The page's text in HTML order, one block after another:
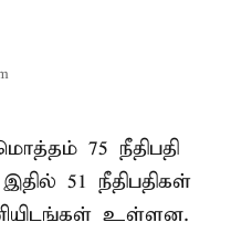
75 நீதிபதி
51 நீதிபதிகள்
உள்ளன.